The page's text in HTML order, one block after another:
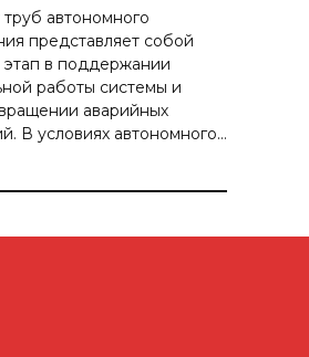
автономного
представляет собой
в поддержании
работы системы и
аварийных
В условиях автономного…